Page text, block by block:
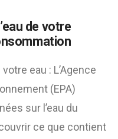
de votre
eau : L’Agence
(EPA)
sur l’eau du
ce que contient